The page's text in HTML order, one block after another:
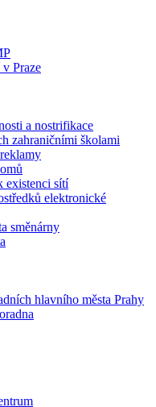
Praze
a nostrifikace
zahraničními školami
existenci sítí
elektronické
směnárny
hlavního města Prahy